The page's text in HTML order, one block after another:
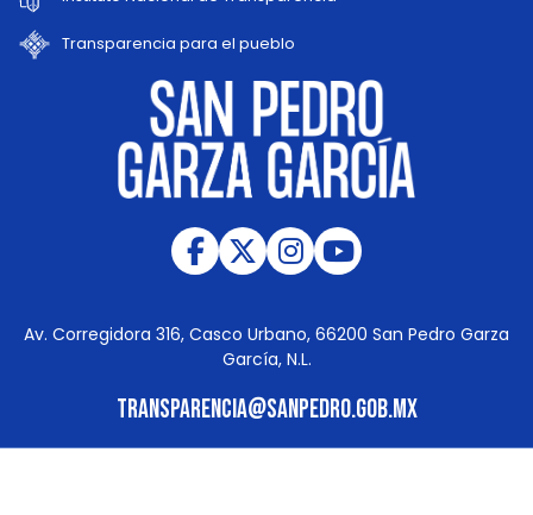
Transparencia para el pueblo
Av. Corregidora 316, Casco Urbano, 66200 San Pedro Garza
García, N.L.
transparencia@sanpedro.gob.mx